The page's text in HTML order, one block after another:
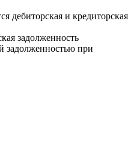
дебиторская и кредиторская
задолженность
задолженностью при